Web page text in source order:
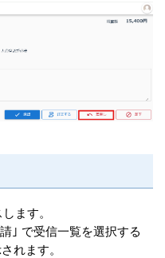
ます。
｣ で受信一覧を選択する
れます。